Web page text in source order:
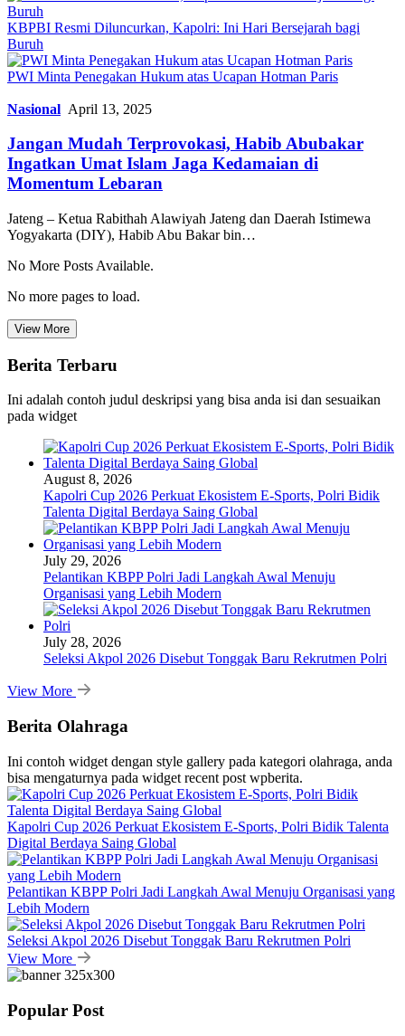
KBPBI Resmi Diluncurkan, Kapolri: Ini Hari Bersejarah bagi
Buruh
PWI Minta Penegakan Hukum atas Ucapan Hotman Paris
Nasional April 13, 2025
Jangan Mudah Terprovokasi, Habib Abubakar
Ingatkan Umat Islam Jaga Kedamaian di
Momentum Lebaran
Jateng – Ketua Rabithah Alawiyah Jateng dan Daerah Istimewa
Yogyakarta (DIY), Habib Abu Bakar bin…
No More Posts Available.
No more pages to load.
View More
Berita Terbaru
Ini adalah contoh judul deskripsi yang bisa anda isi dan sesuaikan
pada widget
August 8, 2026
Kapolri Cup 2026 Perkuat Ekosistem E-Sports, Polri Bidik
Talenta Digital Berdaya Saing Global
July 29, 2026
Pelantikan KBPP Polri Jadi Langkah Awal Menuju
Organisasi yang Lebih Modern
July 28, 2026
Seleksi Akpol 2026 Disebut Tonggak Baru Rekrutmen Polri
View More
Berita Olahraga
Ini contoh widget dengan style gallery pada kategori olahraga, anda
bisa mengaturnya pada widget recent post wpberita.
Kapolri Cup 2026 Perkuat Ekosistem E-Sports, Polri Bidik Talenta
Digital Berdaya Saing Global
Pelantikan KBPP Polri Jadi Langkah Awal Menuju Organisasi yang
Lebih Modern
Seleksi Akpol 2026 Disebut Tonggak Baru Rekrutmen Polri
View More
Popular Post